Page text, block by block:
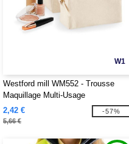
W1
Westford mill WM552 - Trousse
Maquillage Multi-Usage
2,42 €
5,66 €
-57%